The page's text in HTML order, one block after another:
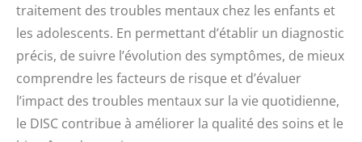
traitement des troubles mentaux chez les enfants et
les adolescents. En permettant d’établir un diagnostic
précis, de suivre l’évolution des symptômes, de mieux
comprendre les facteurs de risque et d’évaluer
l’impact des troubles mentaux sur la vie quotidienne,
le DISC contribue à améliorer la qualité des soins et le